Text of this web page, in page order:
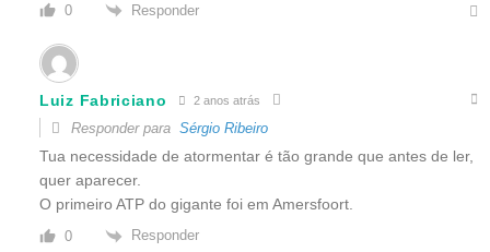
0 Responder
Luiz Fabriciano 2 anos atrás
Responder para Sérgio Ribeiro
Tua necessidade de atormentar é tão grande que antes de ler,
quer aparecer.
O primeiro ATP do gigante foi em Amersfoort.
0 Responder